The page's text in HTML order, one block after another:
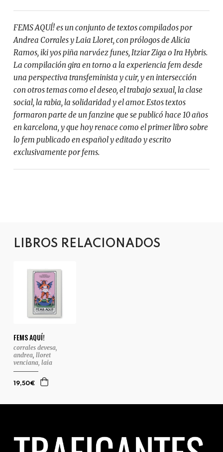
FEMS AQUÍ! es un conjunto de textos compilados por
Andrea Corrales y Laia Lloret, con prólogos de Alicia
Ramos, iki yos piña narváez funes, Itziar Ziga o Ira Hybris.
La compilación gira en torno a la experiencia fem desde
una perspectiva transfeminista y cuir, y en intersección
con otros temas como el deseo, el trabajo sexual, la clase
social, la rabia, la solidaridad y el amor. Estos textos
formaron parte de un fanzine que se publicó hace 10 años
en karcelona, y que hoy renace como el primer libro sobre
lo fem publicado en español y editado y escrito
exclusivamente por fems.
LIBROS RELACIONADOS
FEMS AQUÍ!
corrales devesa,
andrea, lloret
venciana, laia
19,50€